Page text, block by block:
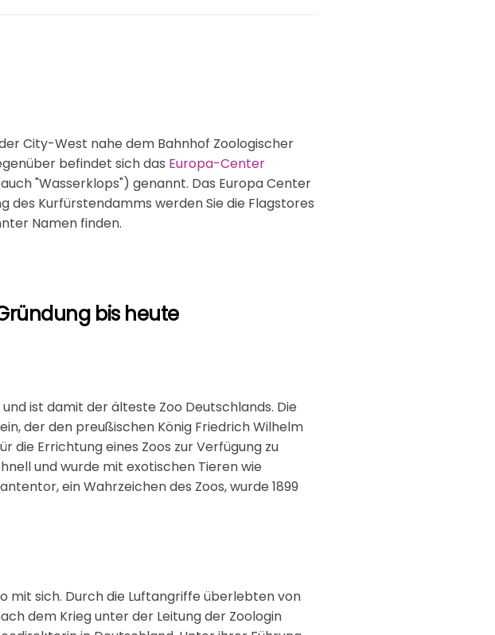
City-West nahe dem Bahnhof Zoologischer
befindet sich das Europa-Center
"Wasserklops") genannt. Das Europa Center
des Kurfürstendamms werden Sie die Flagstores
Namen finden.
bis heute
ist damit der älteste Zoo Deutschlands. Die
der den preußischen König Friedrich Wilhelm
die Errichtung eines Zoos zur Verfügung zu
und wurde mit exotischen Tieren wie
, ein Wahrzeichen des Zoos, wurde 1899
mit sich. Durch die Luftangriffe überlebten von
dem Krieg unter der Leitung der Zoologin